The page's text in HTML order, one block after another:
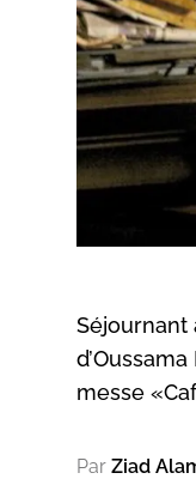
Séjournant
messe
Par Ziad